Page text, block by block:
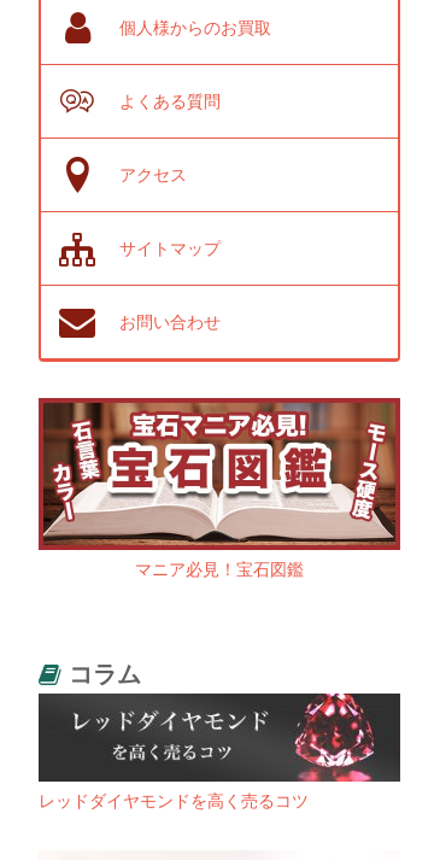
個人様からのお買取
よくある質問
アクセス
サイトマップ
お問い合わせ
マニア必見！宝石図鑑
コラム
レッドダイヤモンドを高く売るコツ